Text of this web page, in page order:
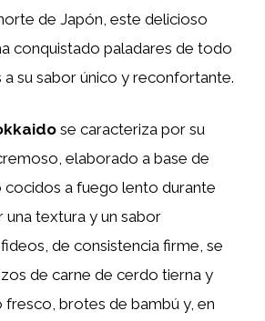
de Japón, este delicioso
conquistado paladares de todo
a su sabor único y reconfortante.
se caracteriza por su
elaborado a base de
cocidos a fuego lento durante
una textura y un sabor
de consistencia firme, se
de carne de cerdo tierna y
fresco, brotes de bambú y, en